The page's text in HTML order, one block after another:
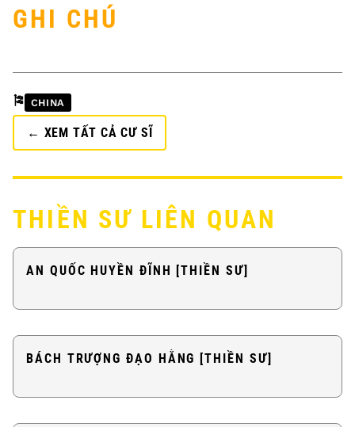
GHI CHÚ
🎏 CHINA
← XEM TẤT CẢ CƯ SĨ
THIỀN SƯ LIÊN QUAN
AN QUỐC HUYỀN ĐĨNH [THIỀN SƯ]
BÁCH TRƯỢNG ĐẠO HẰNG [THIỀN SƯ]